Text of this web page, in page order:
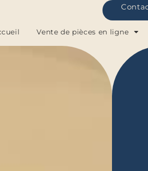
Vente de pièces en ligne